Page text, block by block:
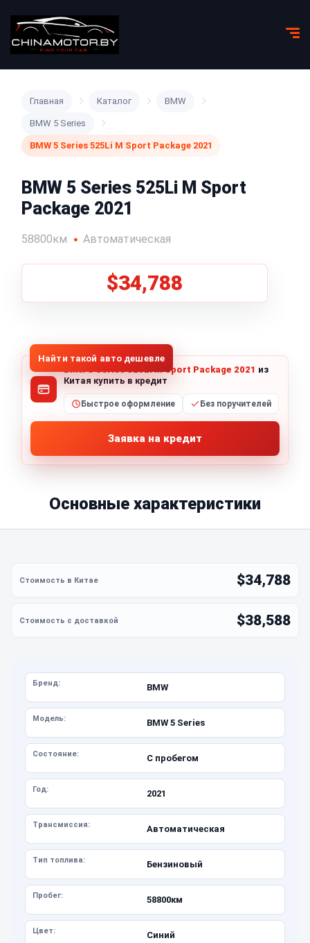
Главная Каталог BMW
BMW 5 Series
BMW 5 Series 525Li M Sport Package 2021
BMW 5 Series 525Li M Sport
Package 2021
58800км Автоматическая
$34,788
Найти такой авто дешевле
BMW 5 Series 525Li M Sport Package 2021 из
Китая купить в кредит
Быстрое оформление Без поручителей
Заявка на кредит
Основные характеристики
$34,788
$38,588
Бренд: BMW
Модель: BMW 5 Series
Состояние: С пробегом
Год: 2021
Трансмиссия: Автоматическая
Тип топлива: Бензиновый
Пробег: 58800км
Цвет: Синий